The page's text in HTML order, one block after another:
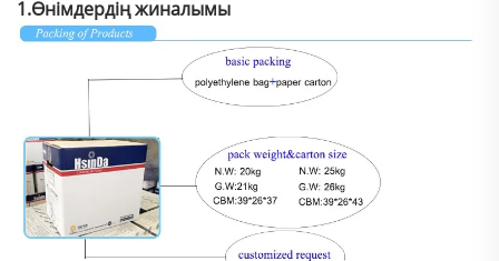
1.Өнімдердің жиналымы